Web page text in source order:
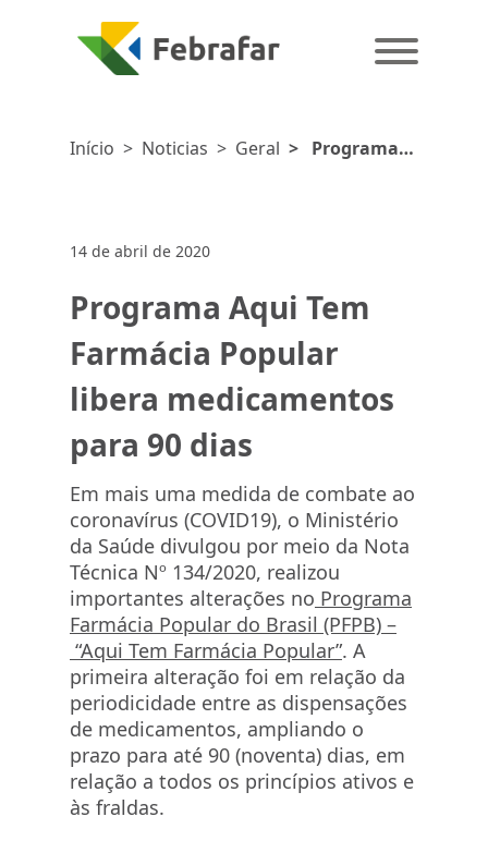
Início > Noticias > Geral > Programa
14 de abril de 2020
Programa Aqui Tem
Farmácia Popular
libera medicamentos
para 90 dias
Em mais uma medida de combate ao
coronavírus (COVID19), o Ministério
da Saúde divulgou por meio da Nota
Técnica Nº 134/2020, realizou
importantes alterações no Programa
Farmácia Popular do Brasil (PFPB) –
“Aqui Tem Farmácia Popular”. A
primeira alteração foi em relação da
periodicidade entre as dispensações
de medicamentos, ampliando o
prazo para até 90 (noventa) dias, em
relação a todos os princípios ativos e
às fraldas.